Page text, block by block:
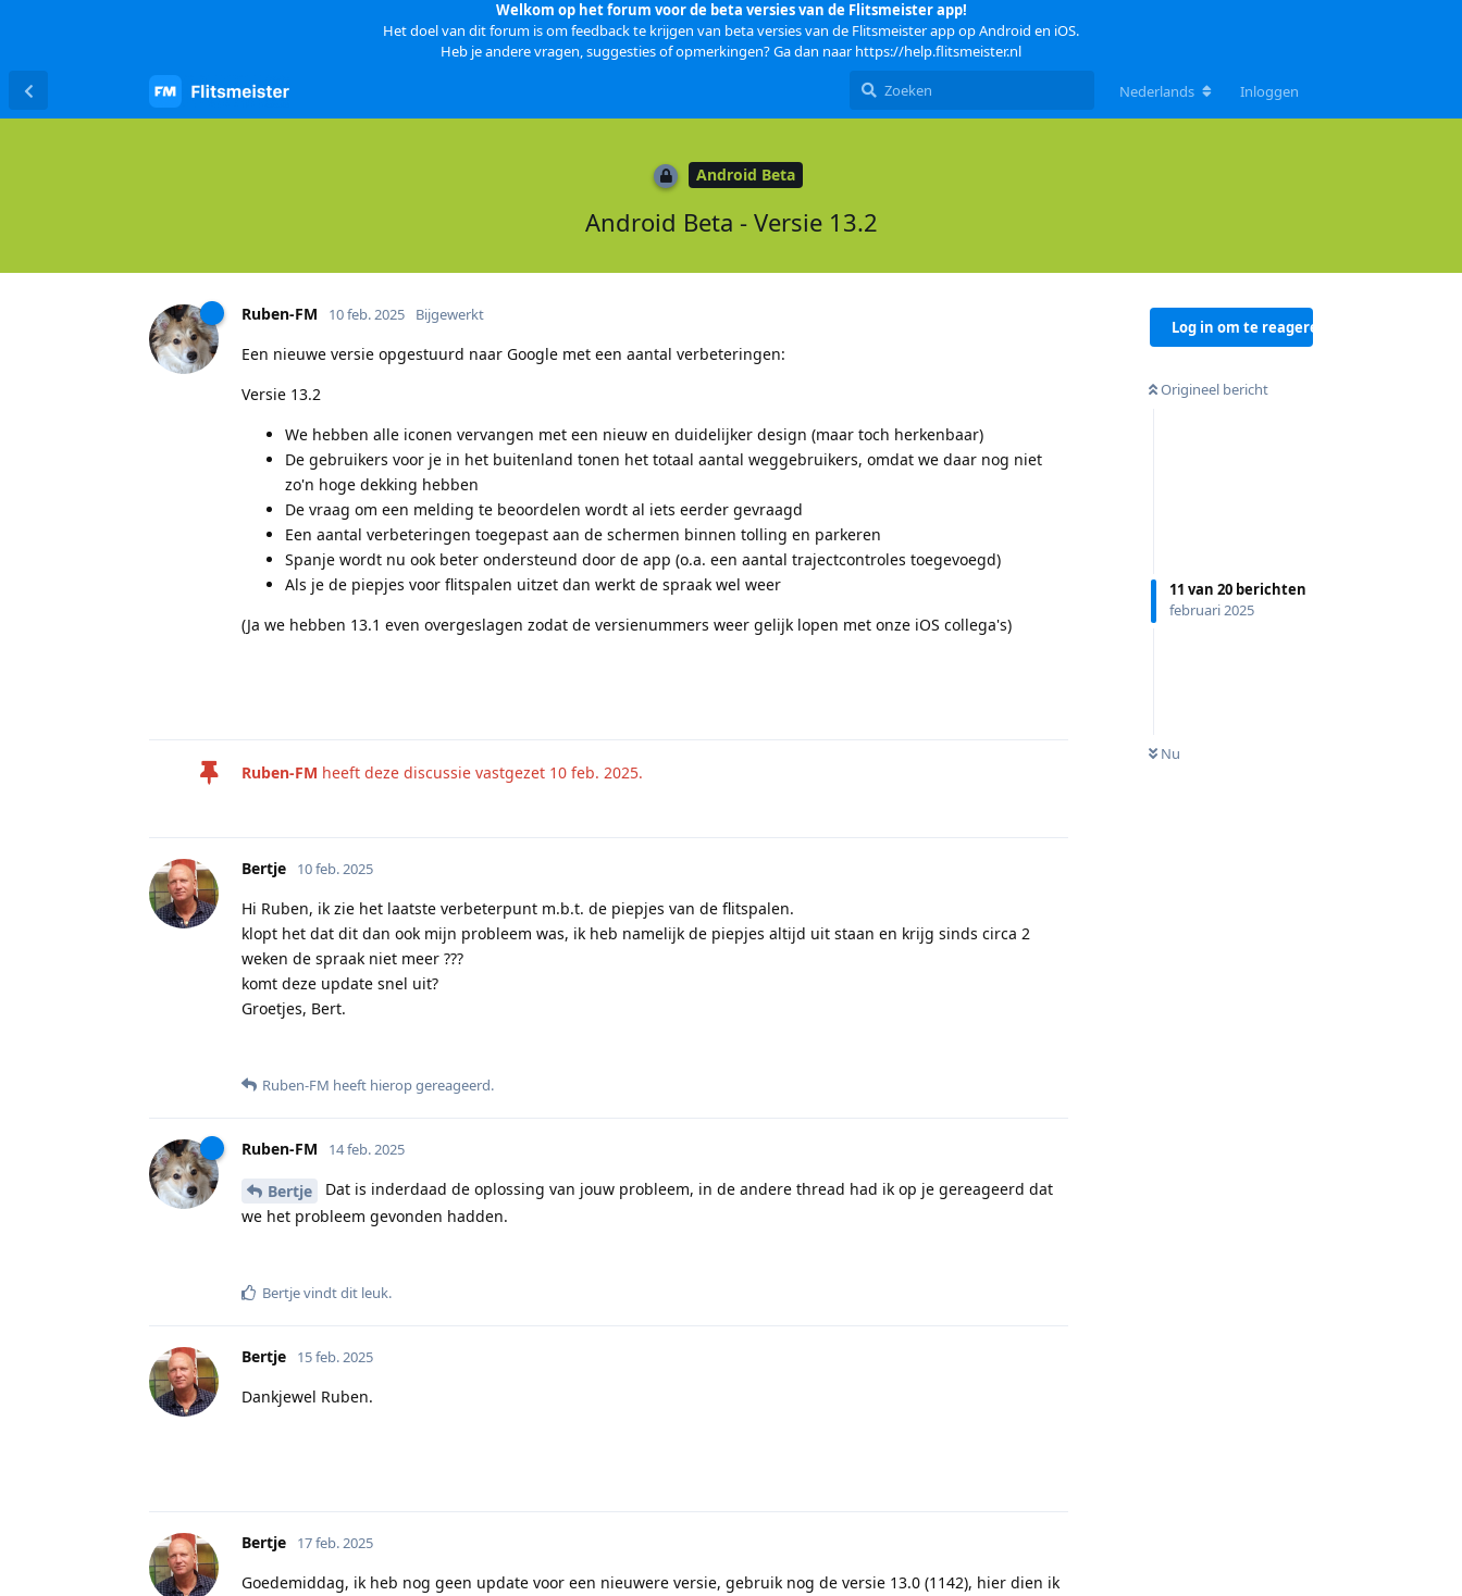
Welkom op het forum voor de beta versies van de Flitsmeister app!
Het doel van dit forum is om feedback te krijgen van beta versies van de Flitsmeister app op Android en iOS.
Heb je andere vragen, suggesties of opmerkingen? Ga dan naarhttps://help.flitsmeister.nl
Nederlands Inloggen
Android Beta
Android Beta - Versie 13.2
Log in om te reageren
Origineel bericht
11 van 20 berichten
februari 2025
Nu
Ruben-FM 10 feb. 2025 Bijgewerkt
Een nieuwe versie opgestuurd naar Google met een aantal verbeteringen:
Versie 13.2
We hebben alle iconen vervangen met een nieuw en duidelijker design (maar toch herkenbaar)
De gebruikers voor je in het buitenland tonen het totaal aantal weggebruikers, omdat we daar nog niet
zo'n hoge dekking hebben
De vraag om een melding te beoordelen wordt al iets eerder gevraagd
Een aantal verbeteringen toegepast aan de schermen binnen tolling en parkeren
Spanje wordt nu ook beter ondersteund door de app (o.a. een aantal trajectcontroles toegevoegd)
Als je de piepjes voor flitspalen uitzet dan werkt de spraak wel weer
(Ja we hebben 13.1 even overgeslagen zodat de versienummers weer gelijk lopen met onze iOS collega's)
Ruben-FM heeft deze discussie vastgezet 10 feb. 2025.
Bertje 10 feb. 2025
Hi Ruben, ik zie het laatste verbeterpunt m.b.t. de piepjes van de flitspalen.
klopt het dat dit dan ook mijn probleem was, ik heb namelijk de piepjes altijd uit staan en krijg sinds circa 2
weken de spraak niet meer ???
komt deze update snel uit?
Groetjes, Bert.
Ruben-FM heeft hierop gereageerd.
Ruben-FM 14 feb. 2025
Bertje
Dat is inderdaad de oplossing van jouw probleem, in de andere thread had ik op je gereageerd dat
we het probleem gevonden hadden.
Bertjevindt dit leuk.
Bertje 15 feb. 2025
Dankjewel Ruben.
Bertje 17 feb. 2025
Goedemiddag, ik heb nog geen update voor een nieuwere versie, gebruik nog de versie 13.0 (1142), hier dien ik